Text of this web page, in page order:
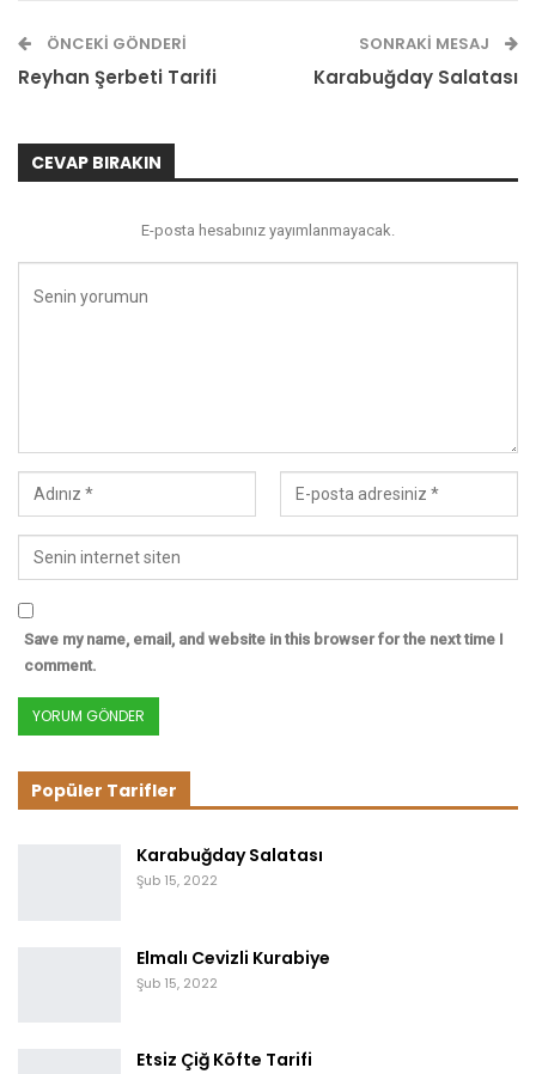
ÖNCEKI GÖNDERI
Reyhan Şerbeti Tarifi
SONRAKI MESAJ
Karabuğday Salatası
CEVAP BIRAKIN
E-posta hesabınız yayımlanmayacak.
Save my name, email, and website in this browser for the next time I
comment.
Popüler Tarifler
Karabuğday Salatası
Şub 15, 2022
Elmalı Cevizli Kurabiye
Şub 15, 2022
Etsiz Çiğ Köfte Tarifi